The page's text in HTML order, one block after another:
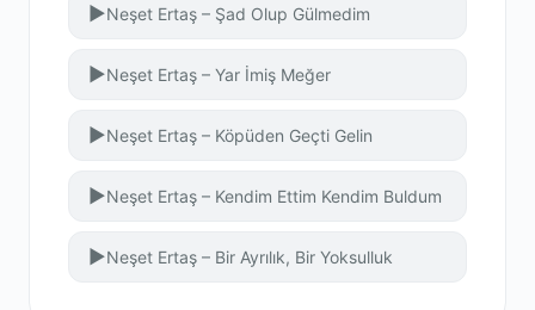
▶Neşet Ertaş – Şad Olup Gülmedim
▶Neşet Ertaş – Yar İmiş Meğer
▶Neşet Ertaş – Köpüden Geçti Gelin
▶Neşet Ertaş – Kendim Ettim Kendim Buldum
▶Neşet Ertaş – Bir Ayrılık, Bir Yoksulluk